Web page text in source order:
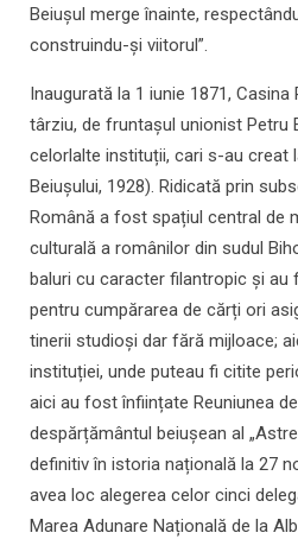
Beiușul merge înainte,
construindu-și viitorul”.
Inaugurată la 1 iunie 1871,
târziu, de fruntașul unionist Petru
celorlalte instituții, cari s-au creat
Beiușului, 1928). Ridicată prin
Română a fost spațiul central de
culturală a românilor din sudul
baluri cu caracter filantropic și
pentru cumpărarea de cărți ori
tinerii studioși dar fără mijloace;
instituției, unde puteau fi citite
aici au fost înființate Reuniunea de
despărțământul beiușean al
definitiv în istoria națională la 27
avea loc alegerea celor cinci
Marea Adunare Națională de la